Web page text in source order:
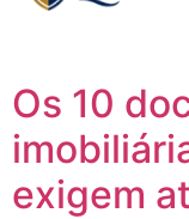
Os 10
exigem